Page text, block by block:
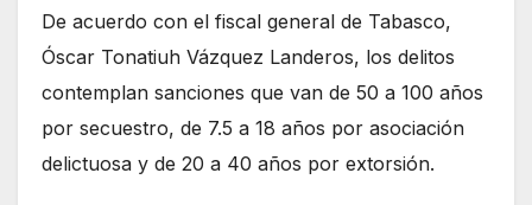
De acuerdo con el fiscal general de Tabasco,
Óscar Tonatiuh Vázquez Landeros, los delitos
contemplan sanciones que van de 50 a 100 años
por secuestro, de 7.5 a 18 años por asociación
delictuosa y de 20 a 40 años por extorsión.